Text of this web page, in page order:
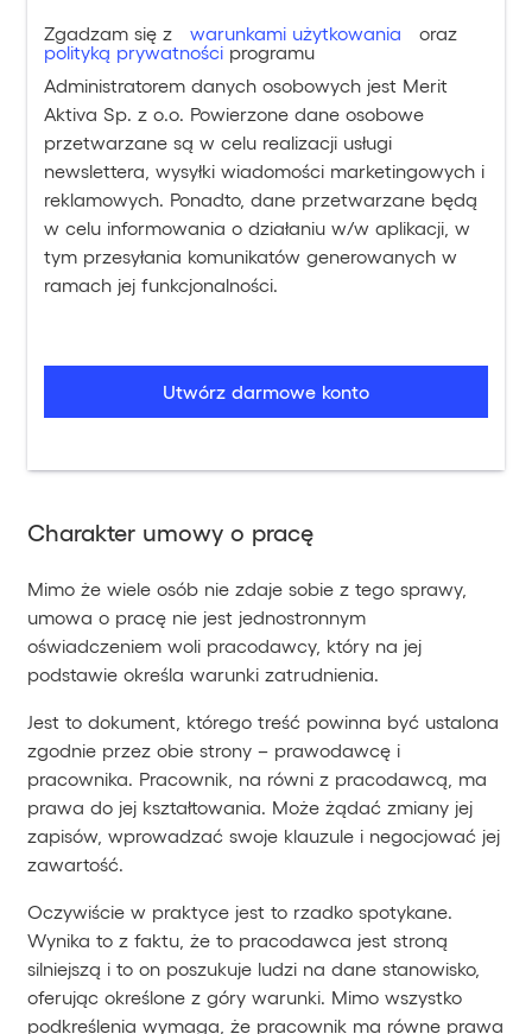
Zgadzam się z warunkami użytkowania
oraz
polityką prywatności programu
Administratorem danych osobowych jest Merit
Aktiva Sp. z o.o. Powierzone dane osobowe
przetwarzane są w celu realizacji usługi
newslettera, wysyłki wiadomości marketingowych i
reklamowych. Ponadto, dane przetwarzane będą
w celu informowania o działaniu w/w aplikacji, w
tym przesyłania komunikatów generowanych w
ramach jej funkcjonalności.
Utwórz darmowe konto
Charakter umowy o pracę
Mimo że wiele osób nie zdaje sobie z tego sprawy,
umowa o pracę nie jest jednostronnym
oświadczeniem woli pracodawcy, który na jej
podstawie określa warunki zatrudnienia.
Jest to dokument, którego treść powinna być ustalona
zgodnie przez obie strony – prawodawcę i
pracownika. Pracownik, na równi z pracodawcą, ma
prawa do jej kształtowania. Może żądać zmiany jej
zapisów, wprowadzać swoje klauzule i negocjować jej
zawartość.
Oczywiście w praktyce jest to rzadko spotykane.
Wynika to z faktu, że to pracodawca jest stroną
silniejszą i to on poszukuje ludzi na dane stanowisko,
oferując określone z góry warunki. Mimo wszystko
podkreślenia wymaga, że pracownik ma równe prawa